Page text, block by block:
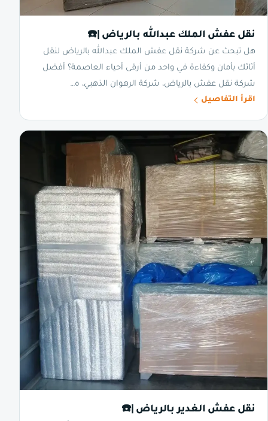
نقل عفش الملك عبدالله بالرياض |☎️
هل تبحث عن شركة نقل عفش الملك عبدالله بالرياض لنقل
أثاثك بأمان وكفاءة في واحد من أرقى أحياء العاصمة؟ أفضل
شركة نقل عفش بالرياض، شركة الرهوان الذهبي، ه…
اقرأ التفاصيل
نقل عفش الغدير بالرياض |☎️